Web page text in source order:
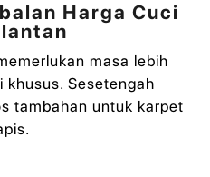
Harga Cuci
masa lebih
khusus. Sesetengah
tambahan untuk karpet